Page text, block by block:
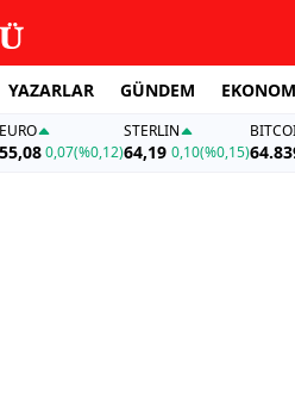
YAZARLAR GÜNDEM
EURO
55,08 0,07(%0,12)
STERLIN
64,19 0,10(%0,15)